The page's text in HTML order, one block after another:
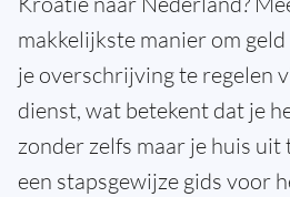
makkelijkste manier om
je overschrijving te regelen
dienst, wat betekent dat je
zonder zelfs maar je huis uit
een stapsgewijze gids voor